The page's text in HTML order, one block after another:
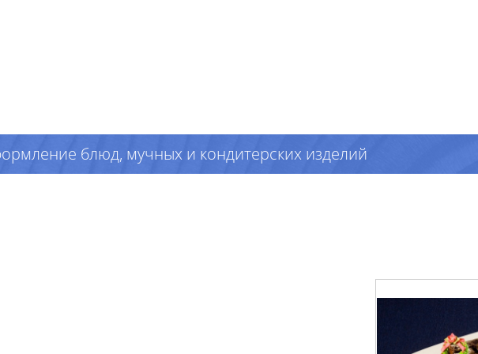
блюд, мучных и кондитерских изделий